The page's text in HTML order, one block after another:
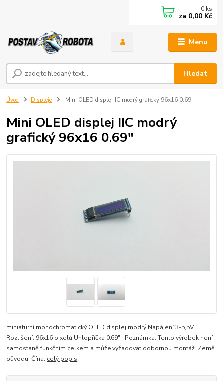
Menu
Hledat
0 ks
za 0,00 Kč
Úvod Displeje Mini OLED displej IIC modrý grafický 96x16 0.69"
Mini OLED displej IIC modrý
grafický 96x16 0.69"
miniaturní monochromatický OLED displej modrý Napájení 3-5,5V
Rozlišení: 96x16 pixelů Uhlopříčka 0.69" Poznámka: Tento výrobek není
samostaně funkčním celkem a může vyžadovat odbornou montáž. Země
původu: Čína. celý popis